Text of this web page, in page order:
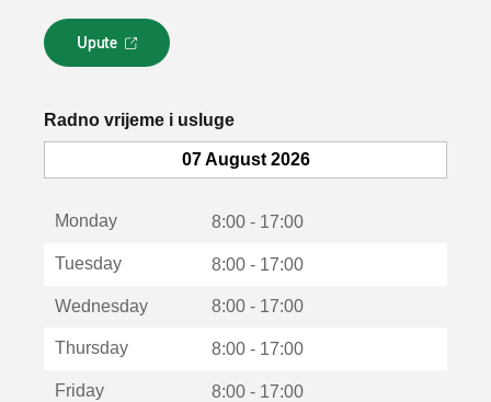
Upute
L
i
k
o
u
Radno vrijeme i usluge
07 August 2026
Monday 8:00 - 17:00
Tuesday 8:00 - 17:00
Wednesday 8:00 - 17:00
Thursday 8:00 - 17:00
Friday 8:00 - 17:00